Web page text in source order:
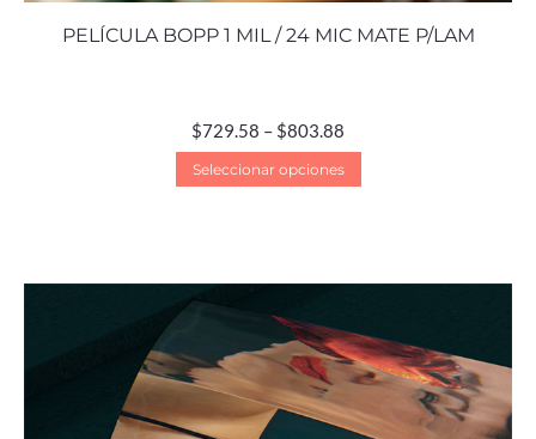
PELÍCULA BOPP 1 MIL / 24 MIC MATE P/LAM
$729.58 – $803.88
Seleccionar opciones